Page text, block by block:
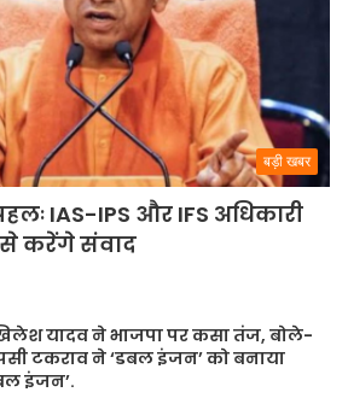
बड़ी खबर
IAS-IPS और IFS अधिकारी
से करेंगे संवाद
यादव ने भाजपा पर कसा तंज, बोले-
टकराव ने ‘डबल इंजन’ को बनाया
इंजन’.